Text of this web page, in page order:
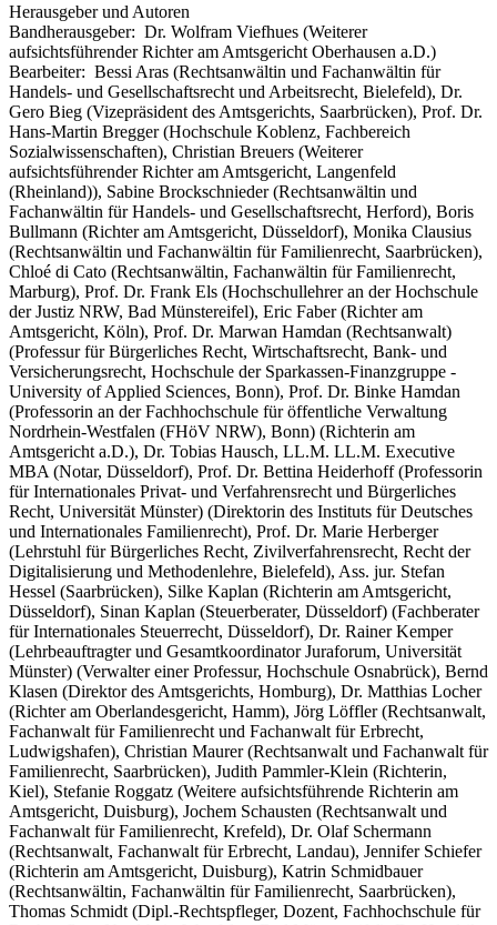
Herausgeber und Autoren
Bandherausgeber: Dr. Wolfram Viefhues (Weiterer
aufsichtsführender Richter am Amtsgericht Oberhausen a.D.)
Bearbeiter: Bessi Aras (Rechtsanwältin und Fachanwältin für
Handels- und Gesellschaftsrecht und Arbeitsrecht, Bielefeld), Dr.
Gero Bieg (Vizepräsident des Amtsgerichts, Saarbrücken), Prof. Dr.
Hans-Martin Bregger (Hochschule Koblenz, Fachbereich
Sozialwissenschaften), Christian Breuers (Weiterer
aufsichtsführender Richter am Amtsgericht, Langenfeld
(Rheinland)), Sabine Brockschnieder (Rechtsanwältin und
Fachanwältin für Handels- und Gesellschaftsrecht, Herford), Boris
Bullmann (Richter am Amtsgericht, Düsseldorf), Monika Clausius
(Rechtsanwältin und Fachanwältin für Familienrecht, Saarbrücken),
Chloé di Cato (Rechtsanwältin, Fachanwältin für Familienrecht,
Marburg), Prof. Dr. Frank Els (Hochschullehrer an der Hochschule
der Justiz NRW, Bad Münstereifel), Eric Faber (Richter am
Amtsgericht, Köln), Prof. Dr. Marwan Hamdan (Rechtsanwalt)
(Professur für Bürgerliches Recht, Wirtschaftsrecht, Bank- und
Versicherungsrecht, Hochschule der Sparkassen-Finanzgruppe -
University of Applied Sciences, Bonn), Prof. Dr. Binke Hamdan
(Professorin an der Fachhochschule für öffentliche Verwaltung
Nordrhein-Westfalen (FHöV NRW), Bonn) (Richterin am
Amtsgericht a.D.), Dr. Tobias Hausch, LL.M. LL.M. Executive
MBA (Notar, Düsseldorf), Prof. Dr. Bettina Heiderhoff (Professorin
für Internationales Privat- und Verfahrensrecht und Bürgerliches
Recht, Universität Münster) (Direktorin des Instituts für Deutsches
und Internationales Familienrecht), Prof. Dr. Marie Herberger
(Lehrstuhl für Bürgerliches Recht, Zivilverfahrensrecht, Recht der
Digitalisierung und Methodenlehre, Bielefeld), Ass. jur. Stefan
Hessel (Saarbrücken), Silke Kaplan (Richterin am Amtsgericht,
Düsseldorf), Sinan Kaplan (Steuerberater, Düsseldorf) (Fachberater
für Internationales Steuerrecht, Düsseldorf), Dr. Rainer Kemper
(Lehrbeauftragter und Gesamtkoordinator Juraforum, Universität
Münster) (Verwalter einer Professur, Hochschule Osnabrück), Bernd
Klasen (Direktor des Amtsgerichts, Homburg), Dr. Matthias Locher
(Richter am Oberlandesgericht, Hamm), Jörg Löffler (Rechtsanwalt,
Fachanwalt für Familienrecht und Fachanwalt für Erbrecht,
Ludwigshafen), Christian Maurer (Rechtsanwalt und Fachanwalt für
Familienrecht, Saarbrücken), Judith Pammler-Klein (Richterin,
Kiel), Stefanie Roggatz (Weitere aufsichtsführende Richterin am
Amtsgericht, Duisburg), Jochem Schausten (Rechtsanwalt und
Fachanwalt für Familienrecht, Krefeld), Dr. Olaf Schermann
(Rechtsanwalt, Fachanwalt für Erbrecht, Landau), Jennifer Schiefer
(Richterin am Amtsgericht, Duisburg), Katrin Schmidbauer
(Rechtsanwältin, Fachanwältin für Familienrecht, Saarbrücken),
Thomas Schmidt (Dipl.-Rechtspfleger, Dozent, Fachhochschule für